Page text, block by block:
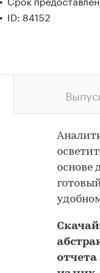
ID: 84152
основе
отчета